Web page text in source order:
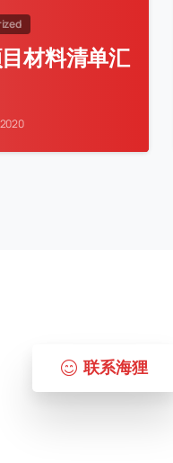
材料清单汇
联系海狸